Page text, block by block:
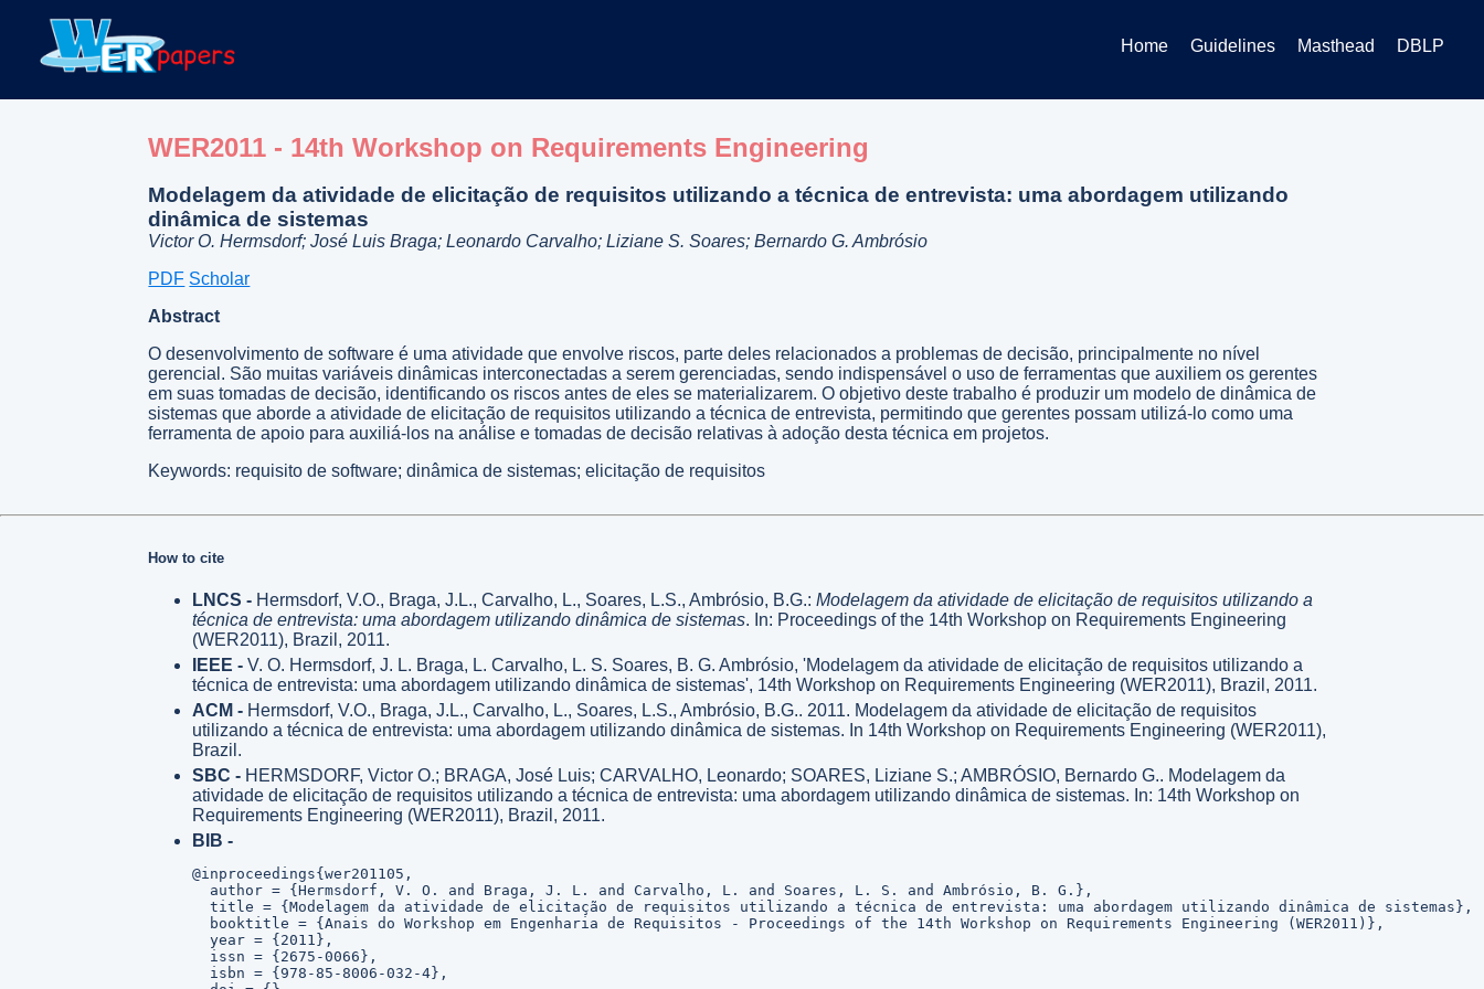
Home Guidelines Masthead DBLP
WER2011 - 14th Workshop on Requirements Engineering
Modelagem da atividade de elicitação de requisitos utilizando a técnica de entrevista: uma abordagem utilizando
dinâmica de sistemas
Victor O. Hermsdorf; José Luis Braga; Leonardo Carvalho; Liziane S. Soares; Bernardo G. Ambrósio
PDF Scholar
Abstract
O desenvolvimento de software é uma atividade que envolve riscos, parte deles relacionados a problemas de decisão, principalmente no nível
gerencial. São muitas variáveis dinâmicas interconectadas a serem gerenciadas, sendo indispensável o uso de ferramentas que auxiliem os gerentes
em suas tomadas de decisão, identificando os riscos antes de eles se materializarem. O objetivo deste trabalho é produzir um modelo de dinâmica de
sistemas que aborde a atividade de elicitação de requisitos utilizando a técnica de entrevista, permitindo que gerentes possam utilizá-lo como uma
ferramenta de apoio para auxiliá-los na análise e tomadas de decisão relativas à adoção desta técnica em projetos.
Keywords: requisito de software; dinâmica de sistemas; elicitação de requisitos
How to cite
LNCS - Hermsdorf, V.O., Braga, J.L., Carvalho, L., Soares, L.S., Ambrósio, B.G.:Modelagem da atividade de elicitação de requisitos utilizando a
técnica de entrevista: uma abordagem utilizando dinâmica de sistemas. In: Proceedings of the 14th Workshop on Requirements Engineering
(WER2011), Brazil, 2011.
IEEE -V. O. Hermsdorf, J. L. Braga, L. Carvalho, L. S. Soares, B. G. Ambrósio, 'Modelagem da atividade de elicitação de requisitos utilizando a
técnica de entrevista: uma abordagem utilizando dinâmica de sistemas', 14th Workshop on Requirements Engineering (WER2011), Brazil, 2011.
ACM - Hermsdorf, V.O., Braga, J.L., Carvalho, L., Soares, L.S., Ambrósio, B.G.. 2011. Modelagem da atividade de elicitação de requisitos
utilizando a técnica de entrevista: uma abordagem utilizando dinâmica de sistemas. In 14th Workshop on Requirements Engineering (WER2011),
Brazil.
SBC - HERMSDORF, Victor O.; BRAGA, José Luis; CARVALHO, Leonardo; SOARES, Liziane S.; AMBRÓSIO, Bernardo G.. Modelagem da
atividade de elicitação de requisitos utilizando a técnica de entrevista: uma abordagem utilizando dinâmica de sistemas. In: 14th Workshop on
Requirements Engineering (WER2011), Brazil, 2011.
BIB -
@inproceedings{wer201105,
  author = {Hermsdorf, V. O. and Braga, J. L. and Carvalho, L. and Soares, L. S. and Ambrósio, B. G.},
  title = {Modelagem da atividade de elicitação de requisitos utilizando a técnica de entrevista: uma abordagem utilizando dinâmica de sistemas},
  booktitle = {Anais do Workshop em Engenharia de Requisitos - Proceedings of the 14th Workshop on Requirements Engineering (WER2011)},
  year = {2011},
  issn = {2675-0066},
  isbn = {978-85-8006-032-4},